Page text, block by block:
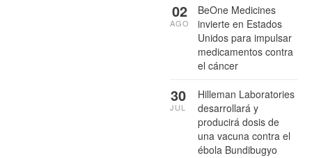
BeOne Medicines
invierte en Estados
Unidos para impulsar
medicamentos contra
el cáncer
02
AGO
Hilleman Laboratories
desarrollará y
producirá dosis de
una vacuna contra el
ébola Bundibugyo
30
JUL